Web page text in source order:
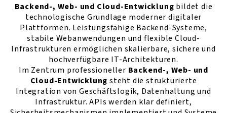
Backend-, Web- und Cloud-Entwicklung bildet die
technologische Grundlage moderner digitaler
Plattformen. Leistungsfähige Backend-Systeme,
stabile Webanwendungen und flexible Cloud-
Infrastrukturen ermöglichen skalierbare, sichere und
hochverfügbare IT-Architekturen.
Im Zentrum professioneller Backend-, Web- und
Cloud-Entwicklung steht die strukturierte
Integration von Geschäftslogik, Datenhaltung und
Infrastruktur. APIs werden klar definiert,